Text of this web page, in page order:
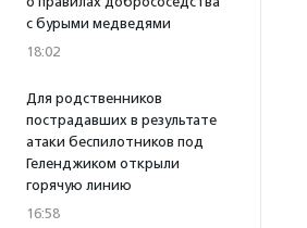
с бурыми медведями
18:02
Для родственников
пострадавших в результате
атаки беспилотников под
Геленджиком открыли
горячую линию
16:58